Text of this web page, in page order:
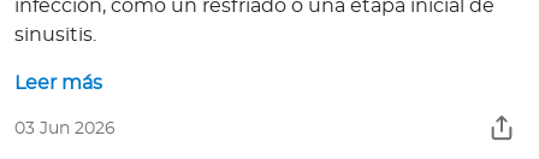
infección, como un resfriado o una etapa inicial de
sinusitis.
Leer más
03 Jun 2026